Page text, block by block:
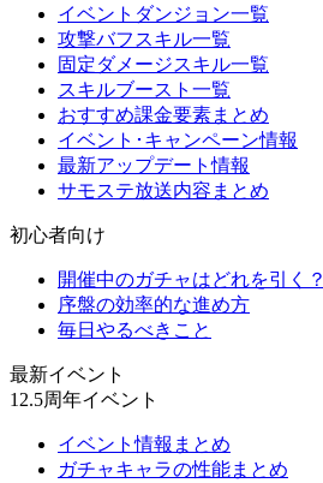
イベントダンジョン一覧
攻撃バフスキル一覧
固定ダメージスキル一覧
スキルブースト一覧
おすすめ課金要素まとめ
イベント･キャンペーン情報
最新アップデート情報
サモステ放送内容まとめ
初心者向け
開催中のガチャはどれを引く？
序盤の効率的な進め方
毎日やるべきこと
最新イベント
12.5周年イベント
イベント情報まとめ
ガチャキャラの性能まとめ